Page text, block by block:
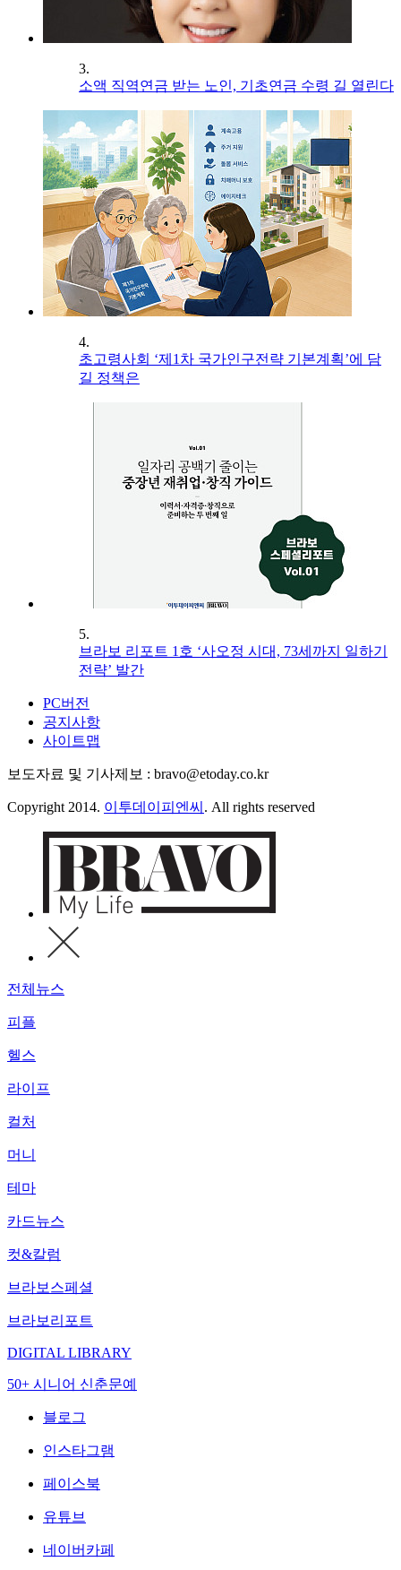
3.
소액 직역연금 받는 노인, 기초연금 수령 길 열린다
4.
초고령사회 ‘제1차 국가인구전략 기본계획’에 담
길 정책은
5.
브라보 리포트 1호 ‘사오정 시대, 73세까지 일하기
전략’ 발간
PC버전
공지사항
사이트맵
보도자료 및 기사제보 : bravo@etoday.co.kr
Copyright 2014. 이투데이피엔씨 . All rights reserved
전체뉴스
피플
헬스
라이프
컬처
머니
테마
카드뉴스
컷&칼럼
브라보스페셜
브라보리포트
DIGITAL LIBRARY
50+ 시니어 신춘문예
블로그
인스타그램
페이스북
유튜브
네이버카페